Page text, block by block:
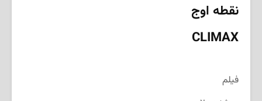
نقطه اوج
CLIMAX
فیلم